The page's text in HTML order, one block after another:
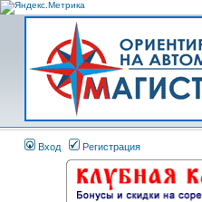
Вход Регистрация